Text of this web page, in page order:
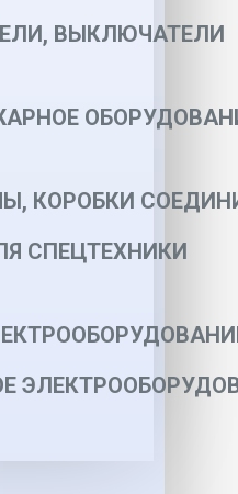
ВЫКЛЮЧАТЕЛИ
КОРОБКИ
СПЕЦТЕХНИКИ